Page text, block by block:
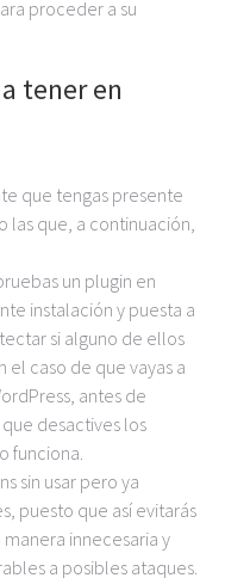
proceder a su
tener en
que tengas presente
las que, a continuación,
un plugin en
instalación y puesta a
si alguno de ellos
el caso de que vayas a
antes de
desactives los
funciona.
sin usar pero ya
puesto que así evitarás
innecesaria y
a posibles ataques.